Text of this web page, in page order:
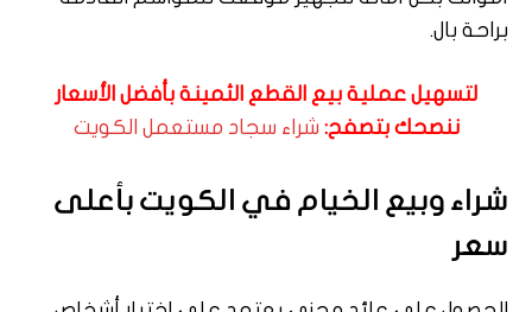
براحة بال.
لتسهيل عملية بيع القطع الثمينة بأفضل الأسعار
ننصحك بتصفح: شراء سجاد مستعمل الكويت
شراء وبيع الخيام في الكويت بأعلى
سعر